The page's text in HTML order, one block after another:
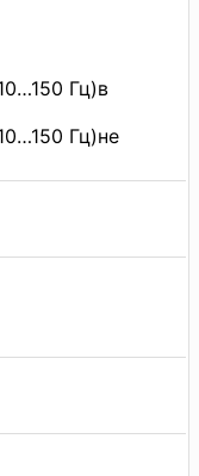
Гц)в
Гц)не